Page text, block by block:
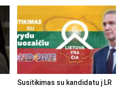
Susitikimas su kandidatu į LR